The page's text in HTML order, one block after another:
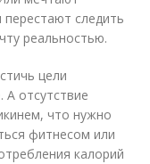
следить
реальностью.
цели
А отсутствие
что нужно
фитнесом или
калорий